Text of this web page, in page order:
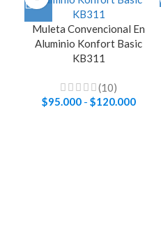
Este
producto
variantes.
Las
Muleta Convencional En
Aluminio Konfort Basic
KB311
(10)
$95.000 - $120.000Rango